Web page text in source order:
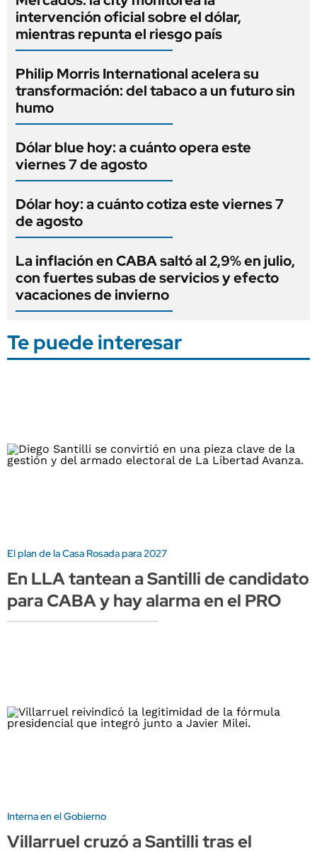
intervención oficial sobre el dólar,
mientras repunta el riesgo país
Philip Morris International acelera su
transformación: del tabaco a un futuro sin
humo
Dólar blue hoy: a cuánto opera este
viernes 7 de agosto
Dólar hoy: a cuánto cotiza este viernes 7
de agosto
La inflación en CABA saltó al 2,9% en julio,
con fuertes subas de servicios y efecto
vacaciones de invierno
Te puede interesar
El plan de la Casa Rosada para 2027
En LLA tantean a Santilli de candidato
para CABA y hay alarma en el PRO
Interna en el Gobierno
Villarruel cruzó a Santilli tras el